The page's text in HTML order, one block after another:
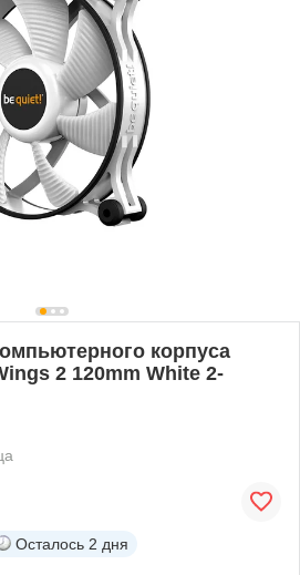
корпуса
2 120mm White 2-
Осталось 2 дня